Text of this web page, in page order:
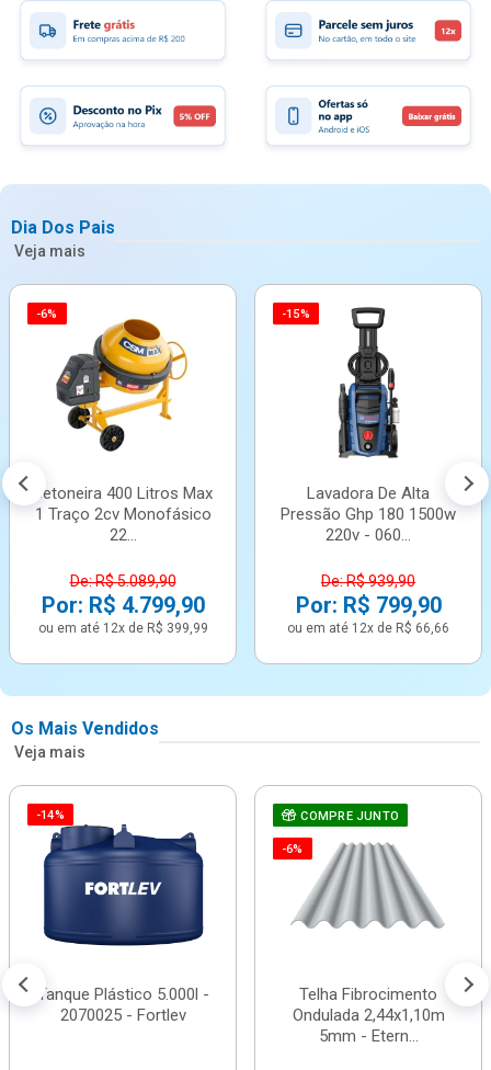
Dia Dos Pais
Veja mais
-6%
Betoneira 400 Litros Max
1 Traço 2cv Monofásico
22...
De: R$ 5.089,90
Por: R$ 4.799,90
ou em até 12x de R$ 399,99
-15%
Lavadora De Alta
Pressão Ghp 180 1500w
220v - 060...
De: R$ 939,90
Por: R$ 799,90
ou em até 12x de R$ 66,66
Os Mais Vendidos
Veja mais
-14%
Tanque Plástico 5.000l -
2070025 - Fortlev
COMPRE JUNTO
-6%
Telha Fibrocimento
Ondulada 2,44x1,10m
5mm - Etern...